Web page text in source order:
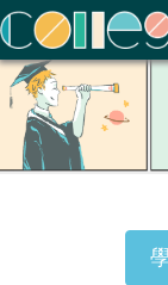
ColleGo! 大學選才